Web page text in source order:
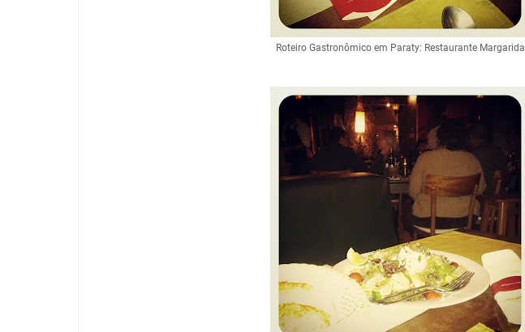
Roteiro Gastronômico em Paraty: Restaurante Margarida